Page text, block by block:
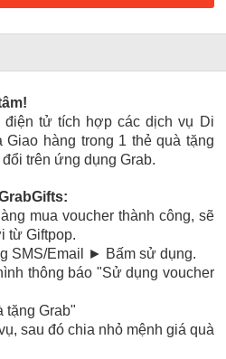
điện tử tích hợp các dịch vụ Di
hàng trong 1 thẻ quà tặng
trên ứng dụng Grab.
mua voucher thành công, sẽ
từ Giftpop.
SMS/Email ► Bấm sử dụng.
thông báo "Sử dụng voucher
tặng Grab"
sau đó chia nhỏ mệnh giá quà